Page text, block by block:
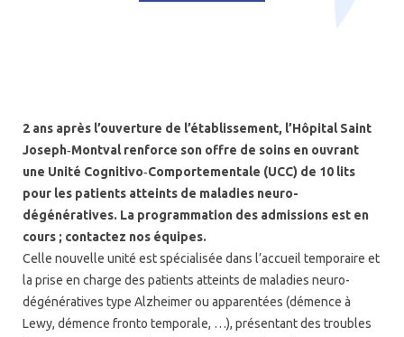
2 ans après l’ouverture de l’établissement, l’Hôpital Saint
Joseph‑Montval renforce son offre de soins en ouvrant
une Unité Cognitivo‑Comportementale (UCC) de 10 lits
pour les patients atteints de maladies neuro-
dégénératives. La programmation des admissions est en
cours ; contactez nos équipes.
Celle nouvelle unité est spécialisée dans l’accueil temporaire et
la prise en charge des patients atteints de maladies neuro-
dégénératives type Alzheimer ou apparentées (démence à
Lewy, démence fronto temporale, …), présentant des troubles